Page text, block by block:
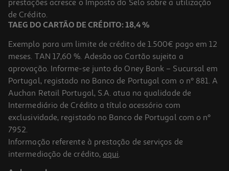
3,69 €
Tinta Acrílica Auchan Azul Neon 120ml
prestações acresce o Imposto do Selo sobre a utilização
de Crédito.
TAEG DO CARTÃO DE CRÉDITO: 18,4 %
Exemplo para um limite de crédito de 1.500€ pago em 12
meses. TAN 17,60 %. Adesão ao Cartão sujeita a
aprovação. Informe-se junto do Oney Bank – Sucursal em
Portugal, registado no Banco de Portugal com o nº 881. A
Auchan Retail Portugal, S.A. atua na qualidade de
Intermediário de Crédito a título acessório com
exclusividade, registado no Banco de Portugal com o nº
7952.
Informação referente à prestação de serviços de
intermediação de crédito, aqui.